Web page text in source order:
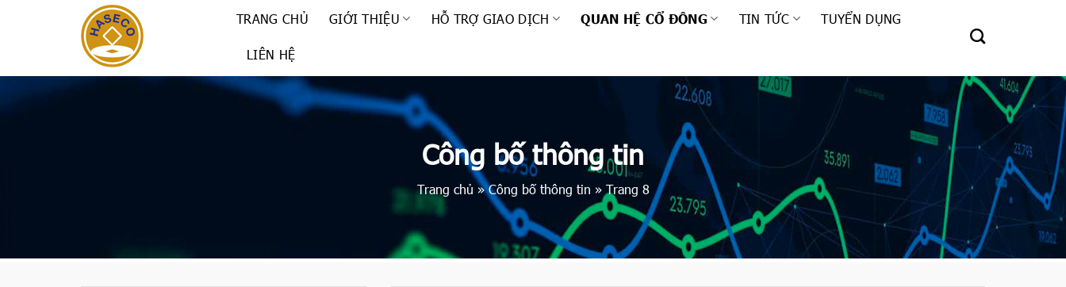
TRANG CHỦ GIỚI THIỆU HỖ TRỢ GIAO DỊCH QUAN HỆ CỔ ĐÔNG TIN TỨC TUYỂN DỤNG
LIÊN HỆ
Công bố thông tin
Trang chủ »Công bố thông tin »Trang 8